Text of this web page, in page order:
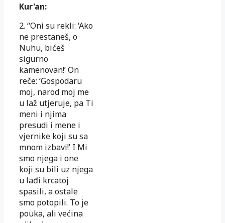
Kur'an:
2. “Oni su rekli: ‘Ako
ne prestaneš, o
Nuhu, bićeš
sigurno
kamenovan!’ On
reče: ‘Gospodaru
moj, narod moj me
u laž utjeruje, pa Ti
meni i njima
presudi i mene i
vjernike koji su sa
mnom izbavi!’ I Mi
smo njega i one
koji su bili uz njega
u lađi krcatoj
spasili, a ostale
smo potopili. To je
pouka, ali većina